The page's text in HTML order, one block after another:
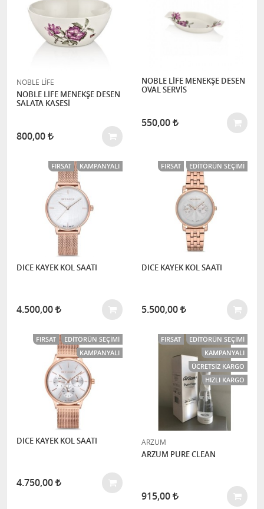
NOBLE LİFE
NOBLE LİFE MENEKŞE DESEN
SALATA KASESİ
800,00
NOBLE LİFE MENEKŞE DESEN
OVAL SERVİS
550,00
FIRSAT KAMPANYALI
DICE KAYEK KOL SAATI
4.500,00
FIRSAT EDITÖRÜN SEÇIMI
DICE KAYEK KOL SAATI
5.500,00
FIRSAT
EDITÖRÜN SEÇIMI
KAMPANYALI
DICE KAYEK KOL SAATI
4.750,00
FIRSAT
EDITÖRÜN SEÇIMI
KAMPANYALI
ÜCRETSIZ KARGO
HIZLI KARGO
ARZUM
ARZUM PURE CLEAN
915,00